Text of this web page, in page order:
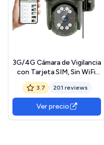
3G/4G Cámara de Vigilancia
con Tarjeta SIM, Sin WiFi,
Detección de Movimiento
PIR con reconocimiento de
Personas y Seguimiento
automático, Visión
Nocturna, Audio
3.7 201 reviews
Ver precio